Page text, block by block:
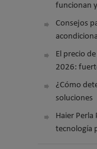
funcionan
Consejos
El precio
2026:
¿Cómo
soluciones
Haier
tecnología